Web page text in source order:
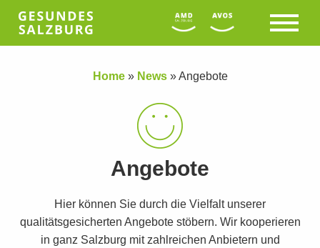
Home» News»Angebote
Angebote
Hier können Sie durch die Vielfalt unserer
qualitätsgesicherten Angebote stöbern. Wir kooperieren
in ganz Salzburg mit zahlreichen Anbietern und